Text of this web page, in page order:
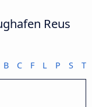
Reus
B C F L P S T